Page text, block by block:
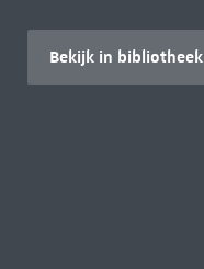
Bekijk in bibliotheek